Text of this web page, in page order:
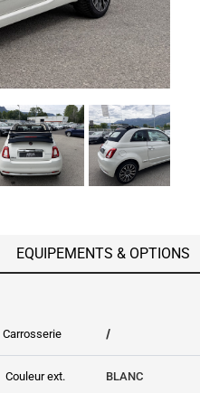
EQUIPEMENTS & OPTIONS
Carrosserie /
Couleur ext. BLANC